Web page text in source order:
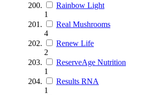
Rainbow Light
1
Real Mushrooms
4
Renew Life
2
ReserveAge Nutrition
1
Results RNA
1